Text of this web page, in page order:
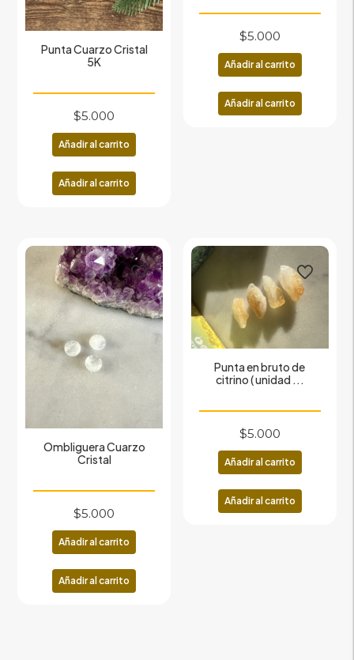
Punta Cuarzo Cristal
5K
$5.000
Añadir al carrito
Añadir al carrito
$5.000
Añadir al carrito
Añadir al carrito
Ombliguera Cuarzo
Cristal
$5.000
Añadir al carrito
Añadir al carrito
Punta en bruto de
citrino ( unidad ...
$5.000
Añadir al carrito
Añadir al carrito